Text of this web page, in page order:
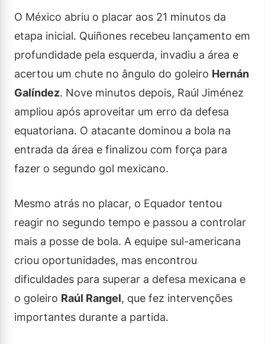
O México abriu o placar aos 21 minutos da
etapa inicial. Quiñones recebeu lançamento em
profundidade pela esquerda, invadiu a área e
acertou um chute no ângulo do goleiro Hernán
Galíndez. Nove minutos depois, Raúl Jiménez
ampliou após aproveitar um erro da defesa
equatoriana. O atacante dominou a bola na
entrada da área e finalizou com força para
fazer o segundo gol mexicano.
Mesmo atrás no placar, o Equador tentou
reagir no segundo tempo e passou a controlar
mais a posse de bola. A equipe sul-americana
criou oportunidades, mas encontrou
dificuldades para superar a defesa mexicana e
o goleiro Raúl Rangel, que fez intervenções
importantes durante a partida.